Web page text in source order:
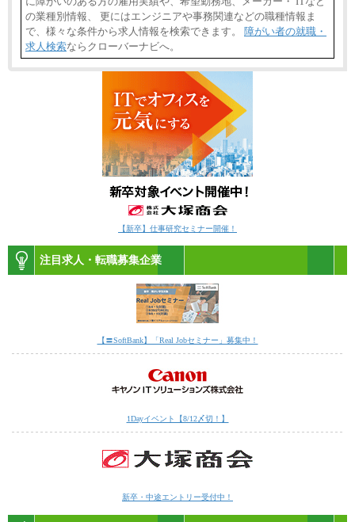
の業種別情報、 更にはエンジニアや事務関連などの職種情報ま
で、様々な条件から求人情報を検索できます。 障がい者の就職・
求人検索ならクローバーナビへ。
【新卒】仕事研究セミナー開催！
注目求人・転職募集企業
【〓SoftBank】「Real Jobセミナー」募集中！
1Dayイベント【8/12〆切！】
新卒・中途エントリー受付中！